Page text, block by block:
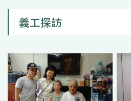
義工探訪